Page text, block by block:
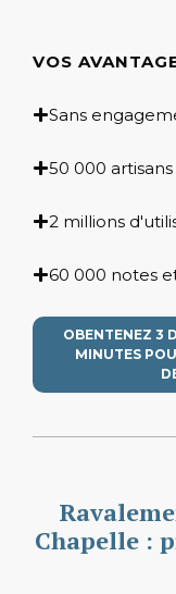
VOS
Sans
50 000
2 millions
60 000 notes
OBENTENEZ 3
MINUTES
Chapelle :